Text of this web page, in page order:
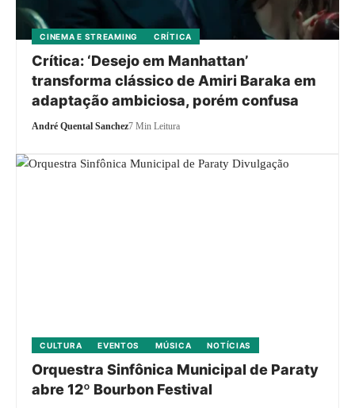
CINEMA E STREAMING CRÍTICA
Crítica: ‘Desejo em Manhattan’
transforma clássico de Amiri Baraka em
adaptação ambiciosa, porém confusa
André Quental Sanchez7 Min Leitura
CULTURA EVENTOS MÚSICA NOTÍCIAS
Orquestra Sinfônica Municipal de Paraty
abre 12º Bourbon Festival